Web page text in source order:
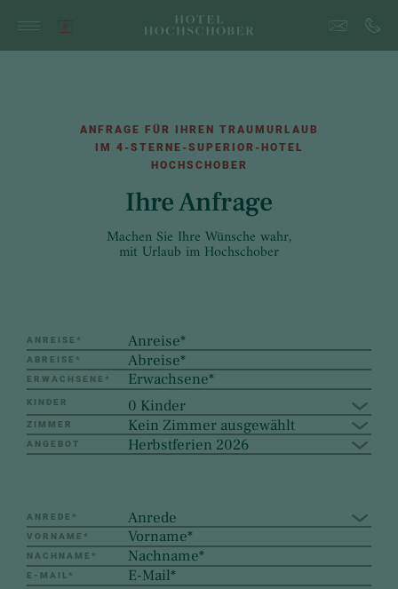
ANFRAGE FÜR IHREN TRAUMURLAUB
IM 4-STERNE-SUPERIOR-HOTEL
HOCHSCHOBER
Ihre Anfrage
Machen Sie Ihre Wünsche wahr,
mit Urlaub im Hochschober
ANREISE *
ABREISE *
ERWACHSENE *
KINDER 0 Kinder
ZIMMER Kein Zimmer ausgewählt
ANGEBOT Herbstferien 2026
ANREDE * Anrede
VORNAME *
NACHNAME *
E-MAIL *